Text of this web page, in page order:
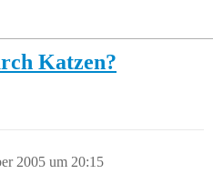
Katzen?
2005 um 20:15